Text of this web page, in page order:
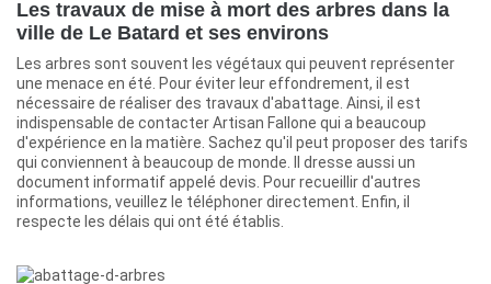
Les travaux de mise à mort des arbres dans la
ville de Le Batard et ses environs
Les arbres sont souvent les végétaux qui peuvent représenter
une menace en été. Pour éviter leur effondrement, il est
nécessaire de réaliser des travaux d'abattage. Ainsi, il est
indispensable de contacter Artisan Fallone qui a beaucoup
d'expérience en la matière. Sachez qu'il peut proposer des tarifs
qui conviennent à beaucoup de monde. Il dresse aussi un
document informatif appelé devis. Pour recueillir d'autres
informations, veuillez le téléphoner directement. Enfin, il
respecte les délais qui ont été établis.